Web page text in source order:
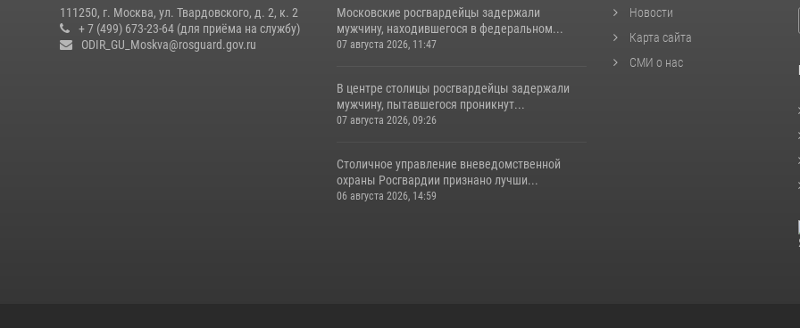
111250, г. Москва, ул. Твардовского, д. 2, к. 2
+ 7 (499) 673-23-64 (для приёма на службу)
ODIR_GU_Moskva@rosguard.gov.ru
Московские росгвардейцы задержали
мужчину, находившегося в федеральном...
07 августа 2026, 11:47
В центре столицы росгвардейцы задержали
мужчину, пытавшегося проникнут...
07 августа 2026, 09:26
Столичное управление вневедомственной
охраны Росгвардии признано лучши...
06 августа 2026, 14:59
Новости
Карта сайта
СМИ о нас